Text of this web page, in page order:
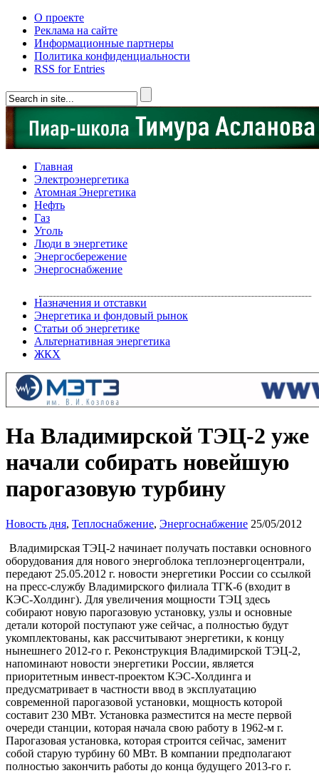
О проекте
Реклама на сайте
Информационные партнеры
Политика конфиденциальности
RSS for Entries
Главная
Электроэнергетика
Атомная Энергетика
Нефть
Газ
Уголь
Люди в энергетике
Энергосбережение
Энергоснабжение
Назначения и отставки
Энергетика и фондовый рынок
Статьи об энергетике
Альтернативная энергетика
ЖКХ
На Владимирской ТЭЦ-2 уже
начали собирать новейшую
парогазовую турбину
Новость дня, Теплоснабжение, Энергоснабжение 25/05/2012
Владимирская ТЭЦ-2 начинает получать поставки основного
оборудования для нового энергоблока теплоэнергоцентрали,
передают 25.05.2012 г. новости энергетики России со ссылкой
на пресс-службу Владимирского филиала ТГК-6 (входит в
КЭС-Холдинг). Для увеличения мощности ТЭЦ здесь
собирают новую парогазовую установку, узлы и основные
детали которой поступают уже сейчас, а полностью будут
укомплектованы, как рассчитывают энергетики, к концу
нынешнего 2012-го г. Реконструкция Владимирской ТЭЦ-2,
напоминают новости энергетики России, является
приоритетным инвест-проектом КЭС-Холдинга и
предусматривает в частности ввод в эксплуатацию
современной парогазовой установки, мощность которой
составит 230 МВт. Установка разместится на месте первой
очереди станции, которая начала свою работу в 1962-м г.
Парогазовая установка, которая строится сейчас, заменит
собой старую турбину 60 МВт. В компании предполагают
полностью закончить работы до конца будущего 2013-го г.